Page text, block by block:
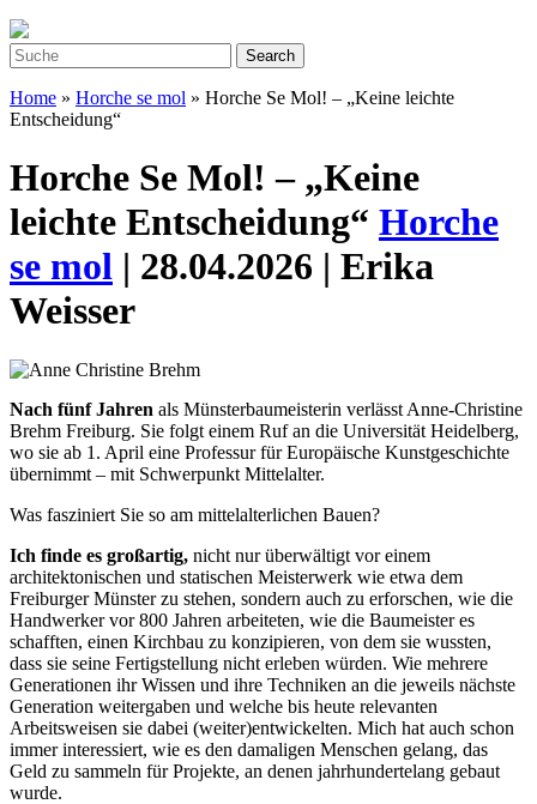
Home » Horche se mol » Horche Se Mol! – „Keine leichte
Entscheidung“
Horche Se Mol! – „Keine
leichte Entscheidung“ Horche
se mol | 28.04.2026 | Erika
Weisser
Nach fünf Jahren als Münsterbaumeisterin verlässt Anne-Christine
Brehm Freiburg. Sie folgt einem Ruf an die Universität Heidelberg,
wo sie ab 1. April eine Professur für Europäische Kunstgeschichte
übernimmt – mit Schwerpunkt Mittelalter.
Was fasziniert Sie so am mittel­alterlichen Bauen?
Ich finde es großartig, nicht nur überwältigt vor einem
architektonischen und statischen Meisterwerk wie etwa dem
Freiburger Münster zu stehen, sondern auch zu erforschen, wie die
Handwerker vor 800 Jahren arbeiteten, wie die Baumeister es
schafften, einen Kirchbau zu konzipieren, von dem sie wussten,
dass sie seine Fertigstellung nicht erleben würden. Wie mehrere
Generationen ihr Wissen und ihre Techniken an die jeweils nächste
Generation weitergaben und welche bis heute relevanten
Arbeitsweisen sie dabei (weiter)entwickelten. Mich hat auch schon
immer interessiert, wie es den damaligen Menschen gelang, das
Geld zu sammeln für Projekte, an denen jahrhundertelang gebaut
wurde.